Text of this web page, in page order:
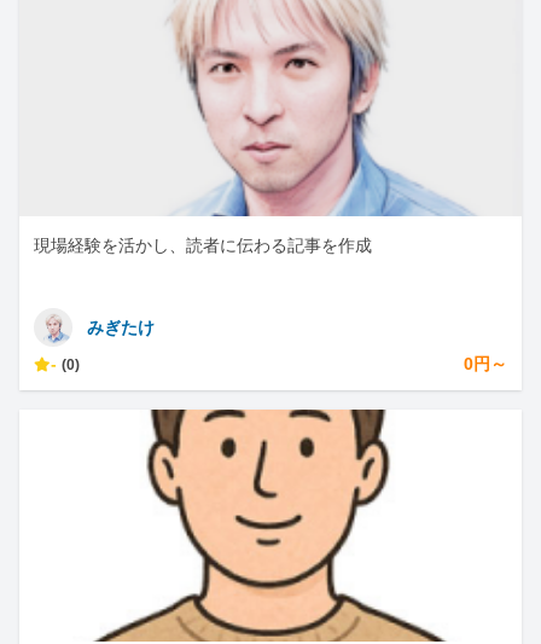
現場経験を活かし、読者に伝わる記事を作成
みぎたけ
- (0) 0円～